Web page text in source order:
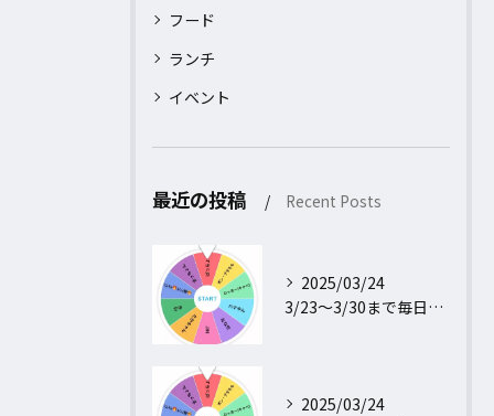
フード
ランチ
イベント
最近の投稿 Recent Posts
2025/03/24
3/23〜3/30まで毎日行われるフォロー＆リポストキャンペ...
2025/03/24